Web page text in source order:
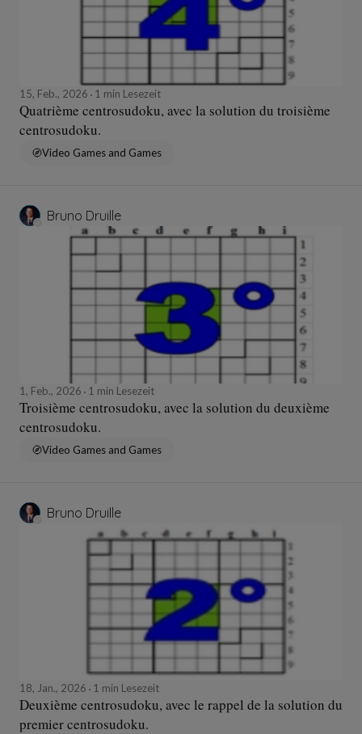
15, Feb., 2026 1 min Lesezeit
Quatrième centrosudoku, avec la solution du troisième
centrosudoku.
Video Games and Games
Bruno Druille
1, Feb., 2026 1 min Lesezeit
Troisième centrosudoku, avec la solution du deuxième
centrosudoku.
Video Games and Games
Bruno Druille
18, Jan., 2026 1 min Lesezeit
Deuxième centrosudoku, avec le rappel de la solution du
premier centrosudoku.